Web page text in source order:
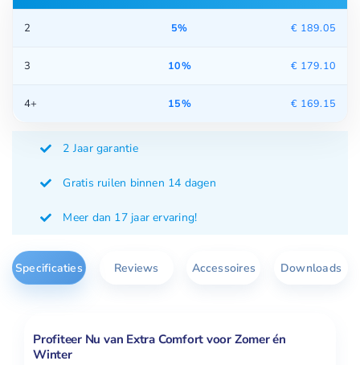
Stille
aantal
2 5% € 189.05
3 10% € 179.10
4+ 15% € 169.15
2 Jaar garantie
Gratis ruilen binnen 14 dagen
Meer dan 17 jaar ervaring!
Specificaties Reviews Accessoires Downloads
Profiteer Nu van Extra Comfort voor Zomer én
Winter